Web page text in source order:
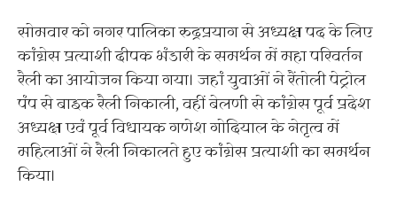
सोमवार को नगर पालिका रुद्रप्रयाग से अध्यक्ष पद के लिए
कांग्रेस प्रत्याशी दीपक भंडारी के समर्थन में महा परिवर्तन
रैली का आयोजन किया गया। जहां युवाओं ने रैंतोली पेट्रोल
पंप से बाइक रैली निकाली, वहीं बेलणी से कांग्रेस पूर्व प्रदेश
अध्यक्ष एवं पूर्व विधायक गणेश गोदियाल के नेतृत्व में
महिलाओं ने रैली निकालते हुए कांग्रेस प्रत्याशी का समर्थन
किया।